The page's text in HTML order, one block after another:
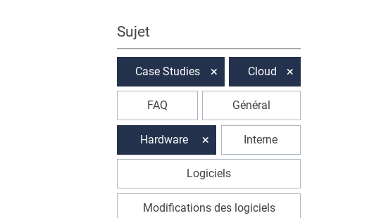
Sujet
Case Studies Cloud
FAQ Général
Hardware Interne
Logiciels
Modifications des logiciels